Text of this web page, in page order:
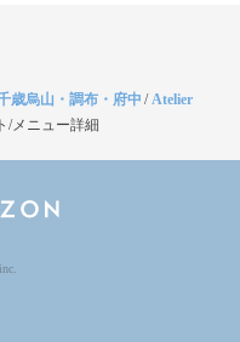
歳烏山・調布・府中 /Atelier
/メニュー詳細